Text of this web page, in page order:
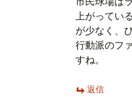
上がってい
が少なく、
行動派のフ
すね。
返信